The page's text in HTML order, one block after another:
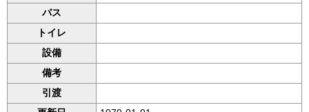
バス
トイレ
設備
備考
引渡